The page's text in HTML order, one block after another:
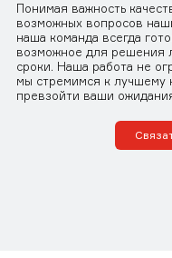
Понимая важность
возможных вопросов
наша команда всегда
возможное для решения
сроки. Наша работа не
мы стремимся к лучшему
превзойти ваши